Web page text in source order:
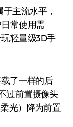
主流水平，
常使用需
轻量级3D手
了一样的后
过前置摄像头
光）降为前置